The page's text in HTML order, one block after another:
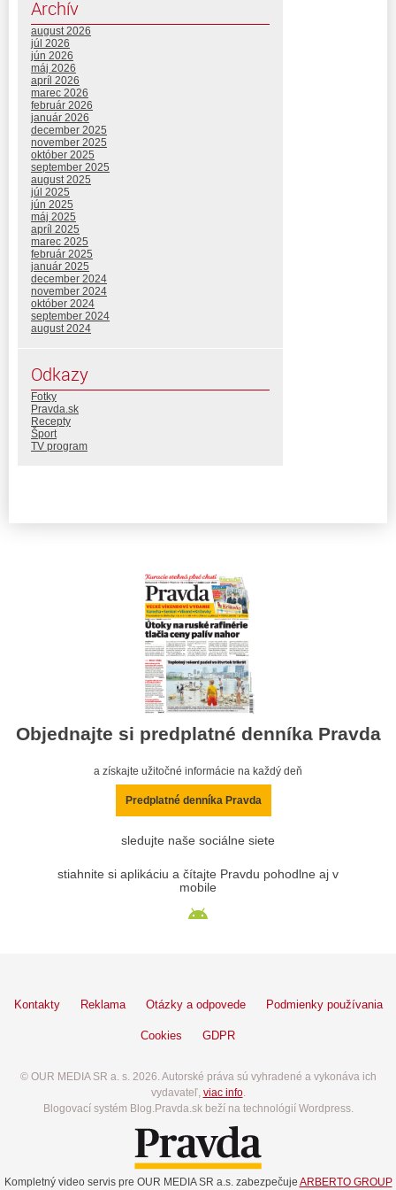
Archív
august 2026
júl 2026
jún 2026
máj 2026
apríl 2026
marec 2026
február 2026
január 2026
december 2025
november 2025
október 2025
september 2025
august 2025
júl 2025
jún 2025
máj 2025
apríl 2025
marec 2025
február 2025
január 2025
december 2024
november 2024
október 2024
september 2024
august 2024
Odkazy
Fotky
Pravda.sk
Recepty
Šport
TV program
Objednajte si predplatné denníka Pravda
a získajte užitočné informácie na každý deň
Predplatné denníka Pravda
sledujte naše sociálne siete
stiahnite si aplikáciu a čítajte Pravdu pohodlne aj v
mobile
Kontakty Reklama Otázky a odpovede Podmienky používania
Cookies GDPR
© OUR MEDIA SR a. s. 2026. Autorské práva sú vyhradené a vykonáva ich
vydavateľ, viac info.
Blogovací systém Blog.Pravda.sk beží na technológií Wordpress.
Kompletný video servis pre OUR MEDIA SR a.s. zabezpečuje ARBERTO GROUP